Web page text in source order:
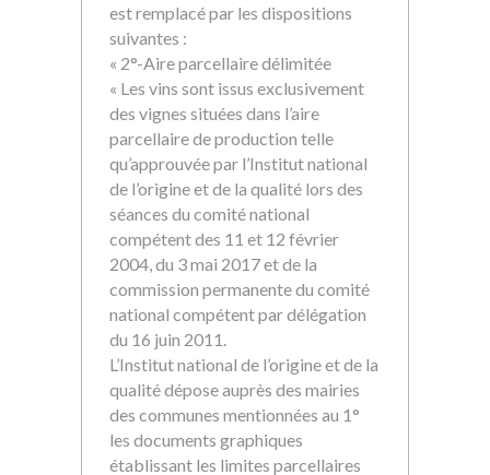
est remplacé par les dispositions
suivantes :
« 2°-Aire parcellaire délimitée
« Les vins sont issus exclusivement
des vignes situées dans l’aire
parcellaire de production telle
qu’approuvée par l’Institut national
de l’origine et de la qualité lors des
séances du comité national
compétent des 11 et 12 février
2004, du 3 mai 2017 et de la
commission permanente du comité
national compétent par délégation
du 16 juin 2011.
L’Institut national de l’origine et de la
qualité dépose auprès des mairies
des communes mentionnées au 1°
les documents graphiques
établissant les limites parcellaires